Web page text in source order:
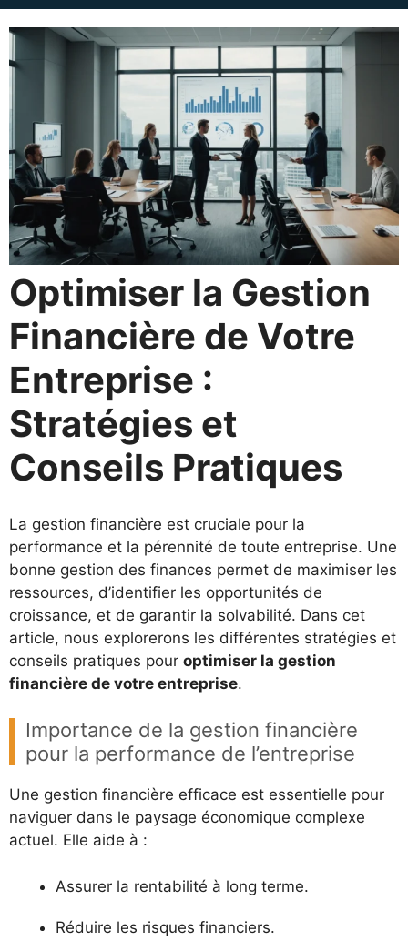
Optimiser la Gestion
Financière de Votre
Entreprise :
Stratégies et
Conseils Pratiques
La gestion financière est cruciale pour la
performance et la pérennité de toute entreprise. Une
bonne gestion des finances permet de maximiser les
ressources, d’identifier les opportunités de
croissance, et de garantir la solvabilité. Dans cet
article, nous explorerons les différentes stratégies et
conseils pratiques pour optimiser la gestion
financière de votre entreprise.
Importance de la gestion financière
pour la performance de l’entreprise
Une gestion financière efficace est essentielle pour
naviguer dans le paysage économique complexe
actuel. Elle aide à :
Assurer la rentabilité à long terme.
Réduire les risques financiers.